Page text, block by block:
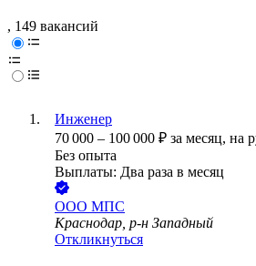
, 149 вакансий
Инженер
70 000 – 100 000 ₽ за месяц, на
Без опыта
Выплаты: Два раза в месяц
ООО МПС
Краснодар, р-н Западный
Откликнуться